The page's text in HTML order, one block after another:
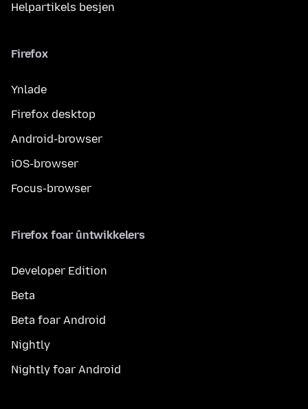
Helpartikels besjen
Firefox
Ynlade
Firefox desktop
Android-browser
iOS-browser
Focus-browser
Firefox foar ûntwikkelers
Developer Edition
Beta
Beta foar Android
Nightly
Nightly foar Android